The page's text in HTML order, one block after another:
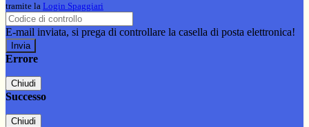
tramite la Login Spaggiari
E-mail inviata, si prega di controllare la casella di posta elettronica!
Errore
Chiudi
Successo
Chiudi